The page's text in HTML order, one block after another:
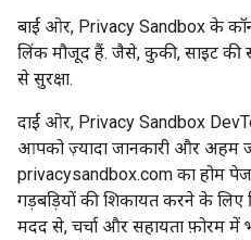
बाईं ओर, Privacy Sandbox के
लिंक मौजूद हैं. जैसे, कुकी, साइट की
से सुरक्षा.
दाईं ओर, Privacy Sandbox
आपको ज़्यादा जानकारी और अहम
privacysandbox.com का होम
गड़बड़ियों की शिकायत करने के लिए
मदद से, चर्चा और सहायता फ़ोरम